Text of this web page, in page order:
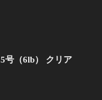
号（6lb） クリア